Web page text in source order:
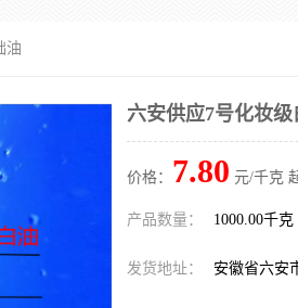
油
六安供应7号化妆
价格： 7.80 元/千克
产品数量： 1000.00千克
发货地址： 安徽省六安